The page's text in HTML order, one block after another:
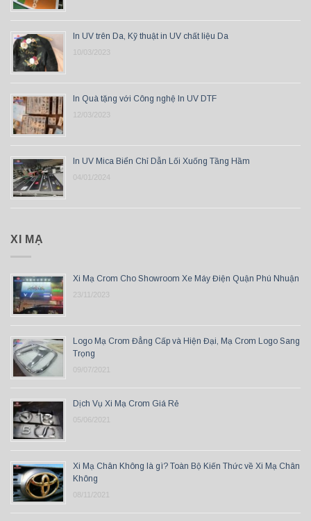
In UV trên Da, Kỹ thuật in UV chất liệu Da
10/03/2023
In Quà tặng với Công nghệ In UV DTF
12/03/2023
In UV Mica Biển Chỉ Dẫn Lối Xuống Tầng Hầm
04/01/2024
XI MẠ
Xi Mạ Crom Cho Showroom Xe Máy Điện Quận Phú Nhuận
23/11/2023
Logo Mạ Crom Đẳng Cấp và Hiện Đại, Mạ Crom Logo Sang
Trọng
09/07/2021
Dịch Vụ Xi Mạ Crom Giá Rẻ
05/06/2021
Xi Mạ Chân Không là gì? Toàn Bộ Kiến Thức về Xi Mạ Chân
Không
08/11/2021